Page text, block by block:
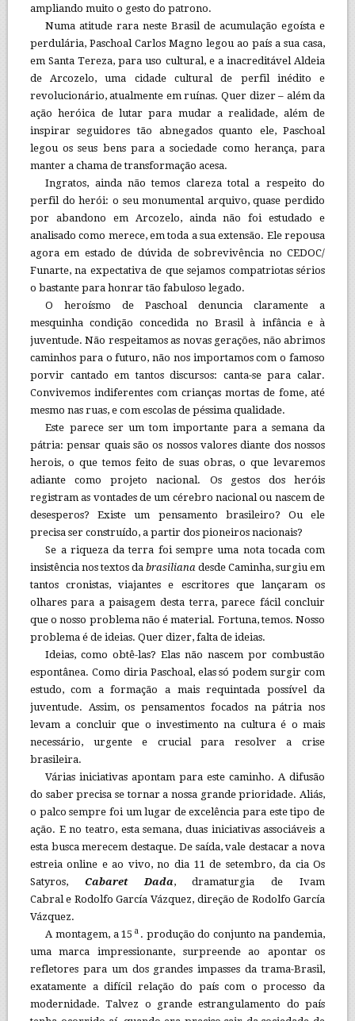
ampliando muito o gesto do patrono.
Numa atitude rara neste Brasil de acumulação egoísta e
perdulária, Paschoal Carlos Magno legou ao país a sua casa,
em Santa Tereza, para uso cultural, e a inacreditável Aldeia
de Arcozelo, uma cidade cultural de perfil inédito e
revolucionário, atualmente em ruínas. Quer dizer – além da
ação heróica de lutar para mudar a realidade, além de
inspirar seguidores tão abnegados quanto ele, Paschoal
legou os seus bens para a sociedade como herança, para
manter a chama de transformação acesa.
Ingratos, ainda não temos clareza total a respeito do
perfil do herói: o seu monumental arquivo, quase perdido
por abandono em Arcozelo, ainda não foi estudado e
analisado como merece, em toda a sua extensão. Ele repousa
agora em estado de dúvida de sobrevivência no CEDOC/
Funarte, na expectativa de que sejamos compatriotas sérios
o bastante para honrar tão fabuloso legado.
O heroísmo de Paschoal denuncia claramente a
mesquinha condição concedida no Brasil à infância e à
juventude. Não respeitamos as novas gerações, não abrimos
caminhos para o futuro, não nos importamos com o famoso
porvir cantado em tantos discursos: canta-se para calar.
Convivemos indiferentes com crianças mortas de fome, até
mesmo nas ruas, e com escolas de péssima qualidade.
Este parece ser um tom importante para a semana da
pátria: pensar quais são os nossos valores diante dos nossos
herois, o que temos feito de suas obras, o que levaremos
adiante como projeto nacional. Os gestos dos heróis
registram as vontades de um cérebro nacional ou nascem de
desesperos? Existe um pensamento brasileiro? Ou ele
precisa ser construído, a partir dos pioneiros nacionais?
Se a riqueza da terra foi sempre uma nota tocada com
insistência nos textos da brasiliana desde Caminha, surgiu em
tantos cronistas, viajantes e escritores que lançaram os
olhares para a paisagem desta terra, parece fácil concluir
que o nosso problema não é material. Fortuna, temos. Nosso
problema é de ideias. Quer dizer, falta de ideias.
Ideias, como obtê-las? Elas não nascem por combustão
espontânea. Como diria Paschoal, elas só podem surgir com
estudo, com a formação a mais requintada possível da
juventude. Assim, os pensamentos focados na pátria nos
levam a concluir que o investimento na cultura é o mais
necessário, urgente e crucial para resolver a crise
brasileira.
Várias iniciativas apontam para este caminho. A difusão
do saber precisa se tornar a nossa grande prioridade. Aliás,
o palco sempre foi um lugar de excelência para este tipo de
ação. E no teatro, esta semana, duas iniciativas associáveis a
esta busca merecem destaque. De saída, vale destacar a nova
estreia online e ao vivo, no dia 11 de setembro, da cia Os
Satyros, Cabaret Dada, dramaturgia de Ivam
Cabral e Rodolfo García Vázquez, direção de Rodolfo García
Vázquez.
A montagem, a 15 a . produção do conjunto na pandemia,
uma marca impressionante, surpreende ao apontar os
refletores para um dos grandes impasses da trama-Brasil,
exatamente a difícil relação do país com o processo da
modernidade. Talvez o grande estrangulamento do país